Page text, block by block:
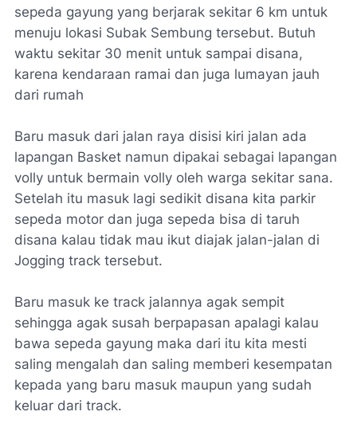
sepeda gayung yang berjarak sekitar 6 km untuk
menuju lokasi Subak Sembung tersebut. Butuh
waktu sekitar 30 menit untuk sampai disana,
karena kendaraan ramai dan juga lumayan jauh
dari rumah
Baru masuk dari jalan raya disisi kiri jalan ada
lapangan Basket namun dipakai sebagai lapangan
volly untuk bermain volly oleh warga sekitar sana.
Setelah itu masuk lagi sedikit disana kita parkir
sepeda motor dan juga sepeda bisa di taruh
disana kalau tidak mau ikut diajak jalan-jalan di
Jogging track tersebut.
Baru masuk ke track jalannya agak sempit
sehingga agak susah berpapasan apalagi kalau
bawa sepeda gayung maka dari itu kita mesti
saling mengalah dan saling memberi kesempatan
kepada yang baru masuk maupun yang sudah
keluar dari track.